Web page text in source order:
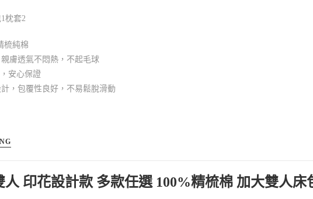
枕套2
梳純棉
膚透氣不悶熱，不起毛球
安心保證
，包覆性良好，不易鬆脫滑動
人 印花設計款 多款任選 100%精梳棉 加大雙人床